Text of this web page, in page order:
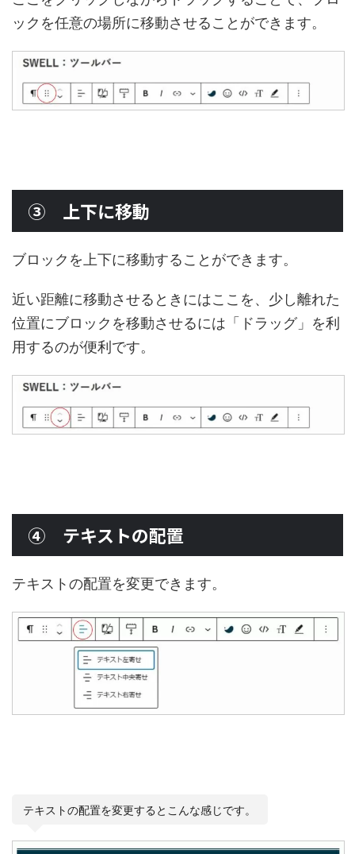
ックを任意の場所に移動させることができます。
③ 上下に移動
ブロックを上下に移動することができます。
近い距離に移動させるときにはここを、少し離れた
位置にブロックを移動させるには「ドラッグ」を利
用するのが便利です。
④ テキストの配置
テキストの配置を変更できます。
テキストの配置を変更するとこんな感じです。